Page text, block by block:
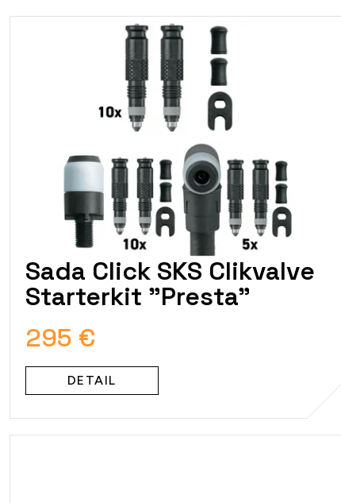
Sada Click SKS Clikvalve
Starterkit "Presta"
295 €
DETAIL